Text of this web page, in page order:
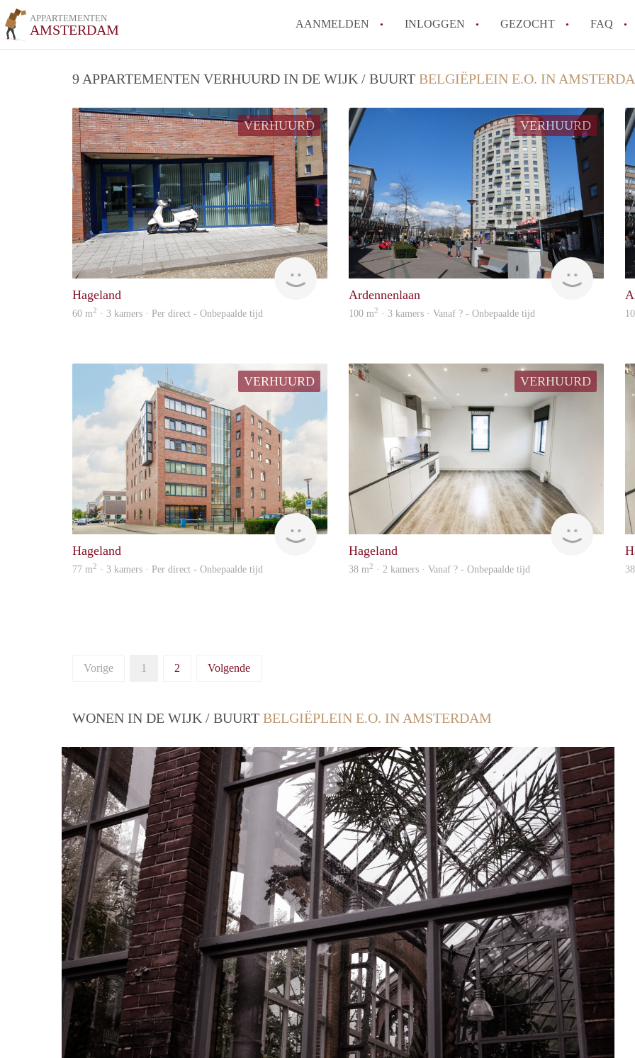
APPARTEMENTEN
AMSTERDAM AANMELDEN INLOGGEN GEZOCHT FAQ
Amsterdam?
Wat zijn de voordelen van het huren van
Hoe vind je een goedkoop appartement in
Wat zijn de verplichtingen van een
Kan je beter een appartement huren of
Alle veelgestelde vragen
9 APPARTEMENTEN VERHUURD IN DE WIJK / BUURT BELGIËPLEIN E.O. IN
VERHUURD
Allround
Hageland
60 m2 · 3 kamers · Per direct - Onbepaalde tijd
VERHUURD
Allround
Ardennenlaan
100 m2 · 3 kamers · Vanaf ? - Onbepaalde tijd
VERHUURD
Allround
Hageland
77 m2 · 3 kamers · Per direct - Onbepaalde tijd
VERHUURD
Allround
Hageland
38 m2 · 2 kamers · Vanaf ? - Onbepaalde tijd
Vorige 1 2 Volgende
WONEN IN DE WIJK / BUURT BELGIËPLEIN E.O. IN AMSTERDAM